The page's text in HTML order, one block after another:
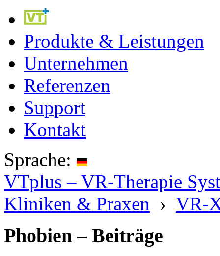
Produkte & Leistungen
Unternehmen
Referenzen
Support
Kontakt
Sprache:
VTplus – VR-Therapie
Kliniken & Praxen › VR-
Phobien – Beiträge